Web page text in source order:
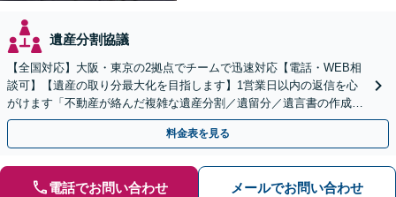
遺産分割協議
【全国対応】大阪・東京の2拠点でチームで迅速対応【電話・WEB相
談可】【遺産の取り分最大化を目指します】1営業日以内の返信を心
がけます「不動産が絡んだ複雑な遺産分割／遺留分／遺言書の作成・
執行／事業承継など、お任せください」【休日相談あり】
料金表を見る
電話でお問い合わせ メールでお問い合わせ